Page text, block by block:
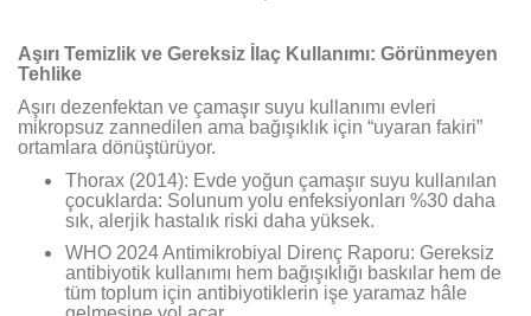
Aşırı Temizlik ve Gereksiz İlaç Kullanımı: Görünmeyen
Tehlike
Aşırı dezenfektan ve çamaşır suyu kullanımı evleri
mikropsuz zannedilen ama bağışıklık için “uyaran fakiri”
ortamlara dönüştürüyor.
Thorax (2014): Evde yoğun çamaşır suyu kullanılan
çocuklarda: Solunum yolu enfeksiyonları %30 daha
sık, alerjik hastalık riski daha yüksek.
WHO 2024 Antimikrobiyal Direnç Raporu: Gereksiz
antibiyotik kullanımı hem bağışıklığı baskılar hem de
tüm toplum için antibiyotiklerin işe yaramaz hâle